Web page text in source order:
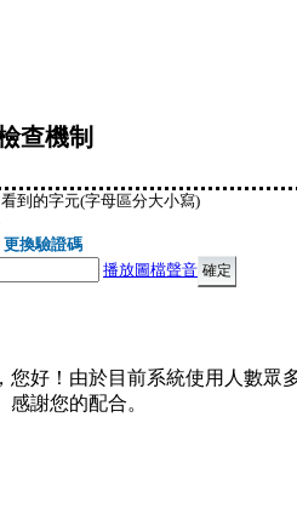
查機制
到的字元(字母區分大小寫)
更換驗證碼
播放圖檔聲音
您好！由於目前系統使用人數眾
謝您的配合。